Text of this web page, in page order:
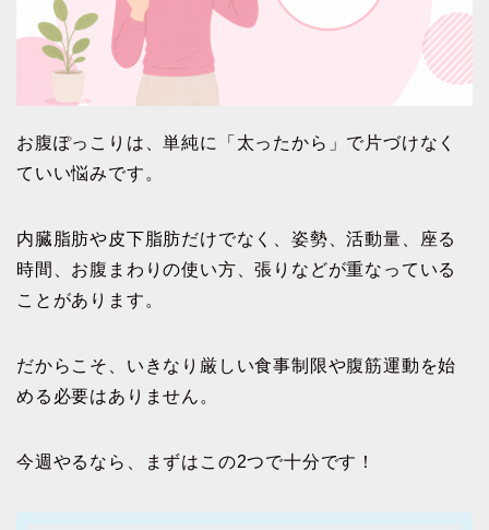
お腹ぽっこりは、単純に「太ったから」で片づけなく
ていい悩みです。
内臓脂肪や皮下脂肪だけでなく、姿勢、活動量、座る
時間、お腹まわりの使い方、張りなどが重なっている
ことがあります。
だからこそ、いきなり厳しい食事制限や腹筋運動を始
める必要はありません。
今週やるなら、まずはこの2つで十分です！